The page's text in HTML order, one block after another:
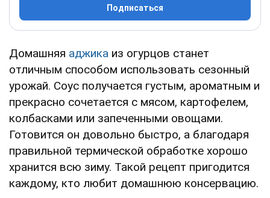
Подписаться
Домашняя аджика из огурцов станет
отличным способом использовать сезонный
урожай. Соус получается густым, ароматным и
прекрасно сочетается с мясом, картофелем,
колбасками или запеченными овощами.
Готовится он довольно быстро, а благодаря
правильной термической обработке хорошо
хранится всю зиму. Такой рецепт пригодится
каждому, кто любит домашнюю консервацию.